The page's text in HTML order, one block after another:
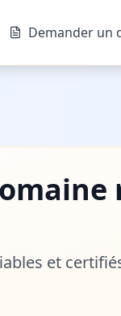
Demander un
et